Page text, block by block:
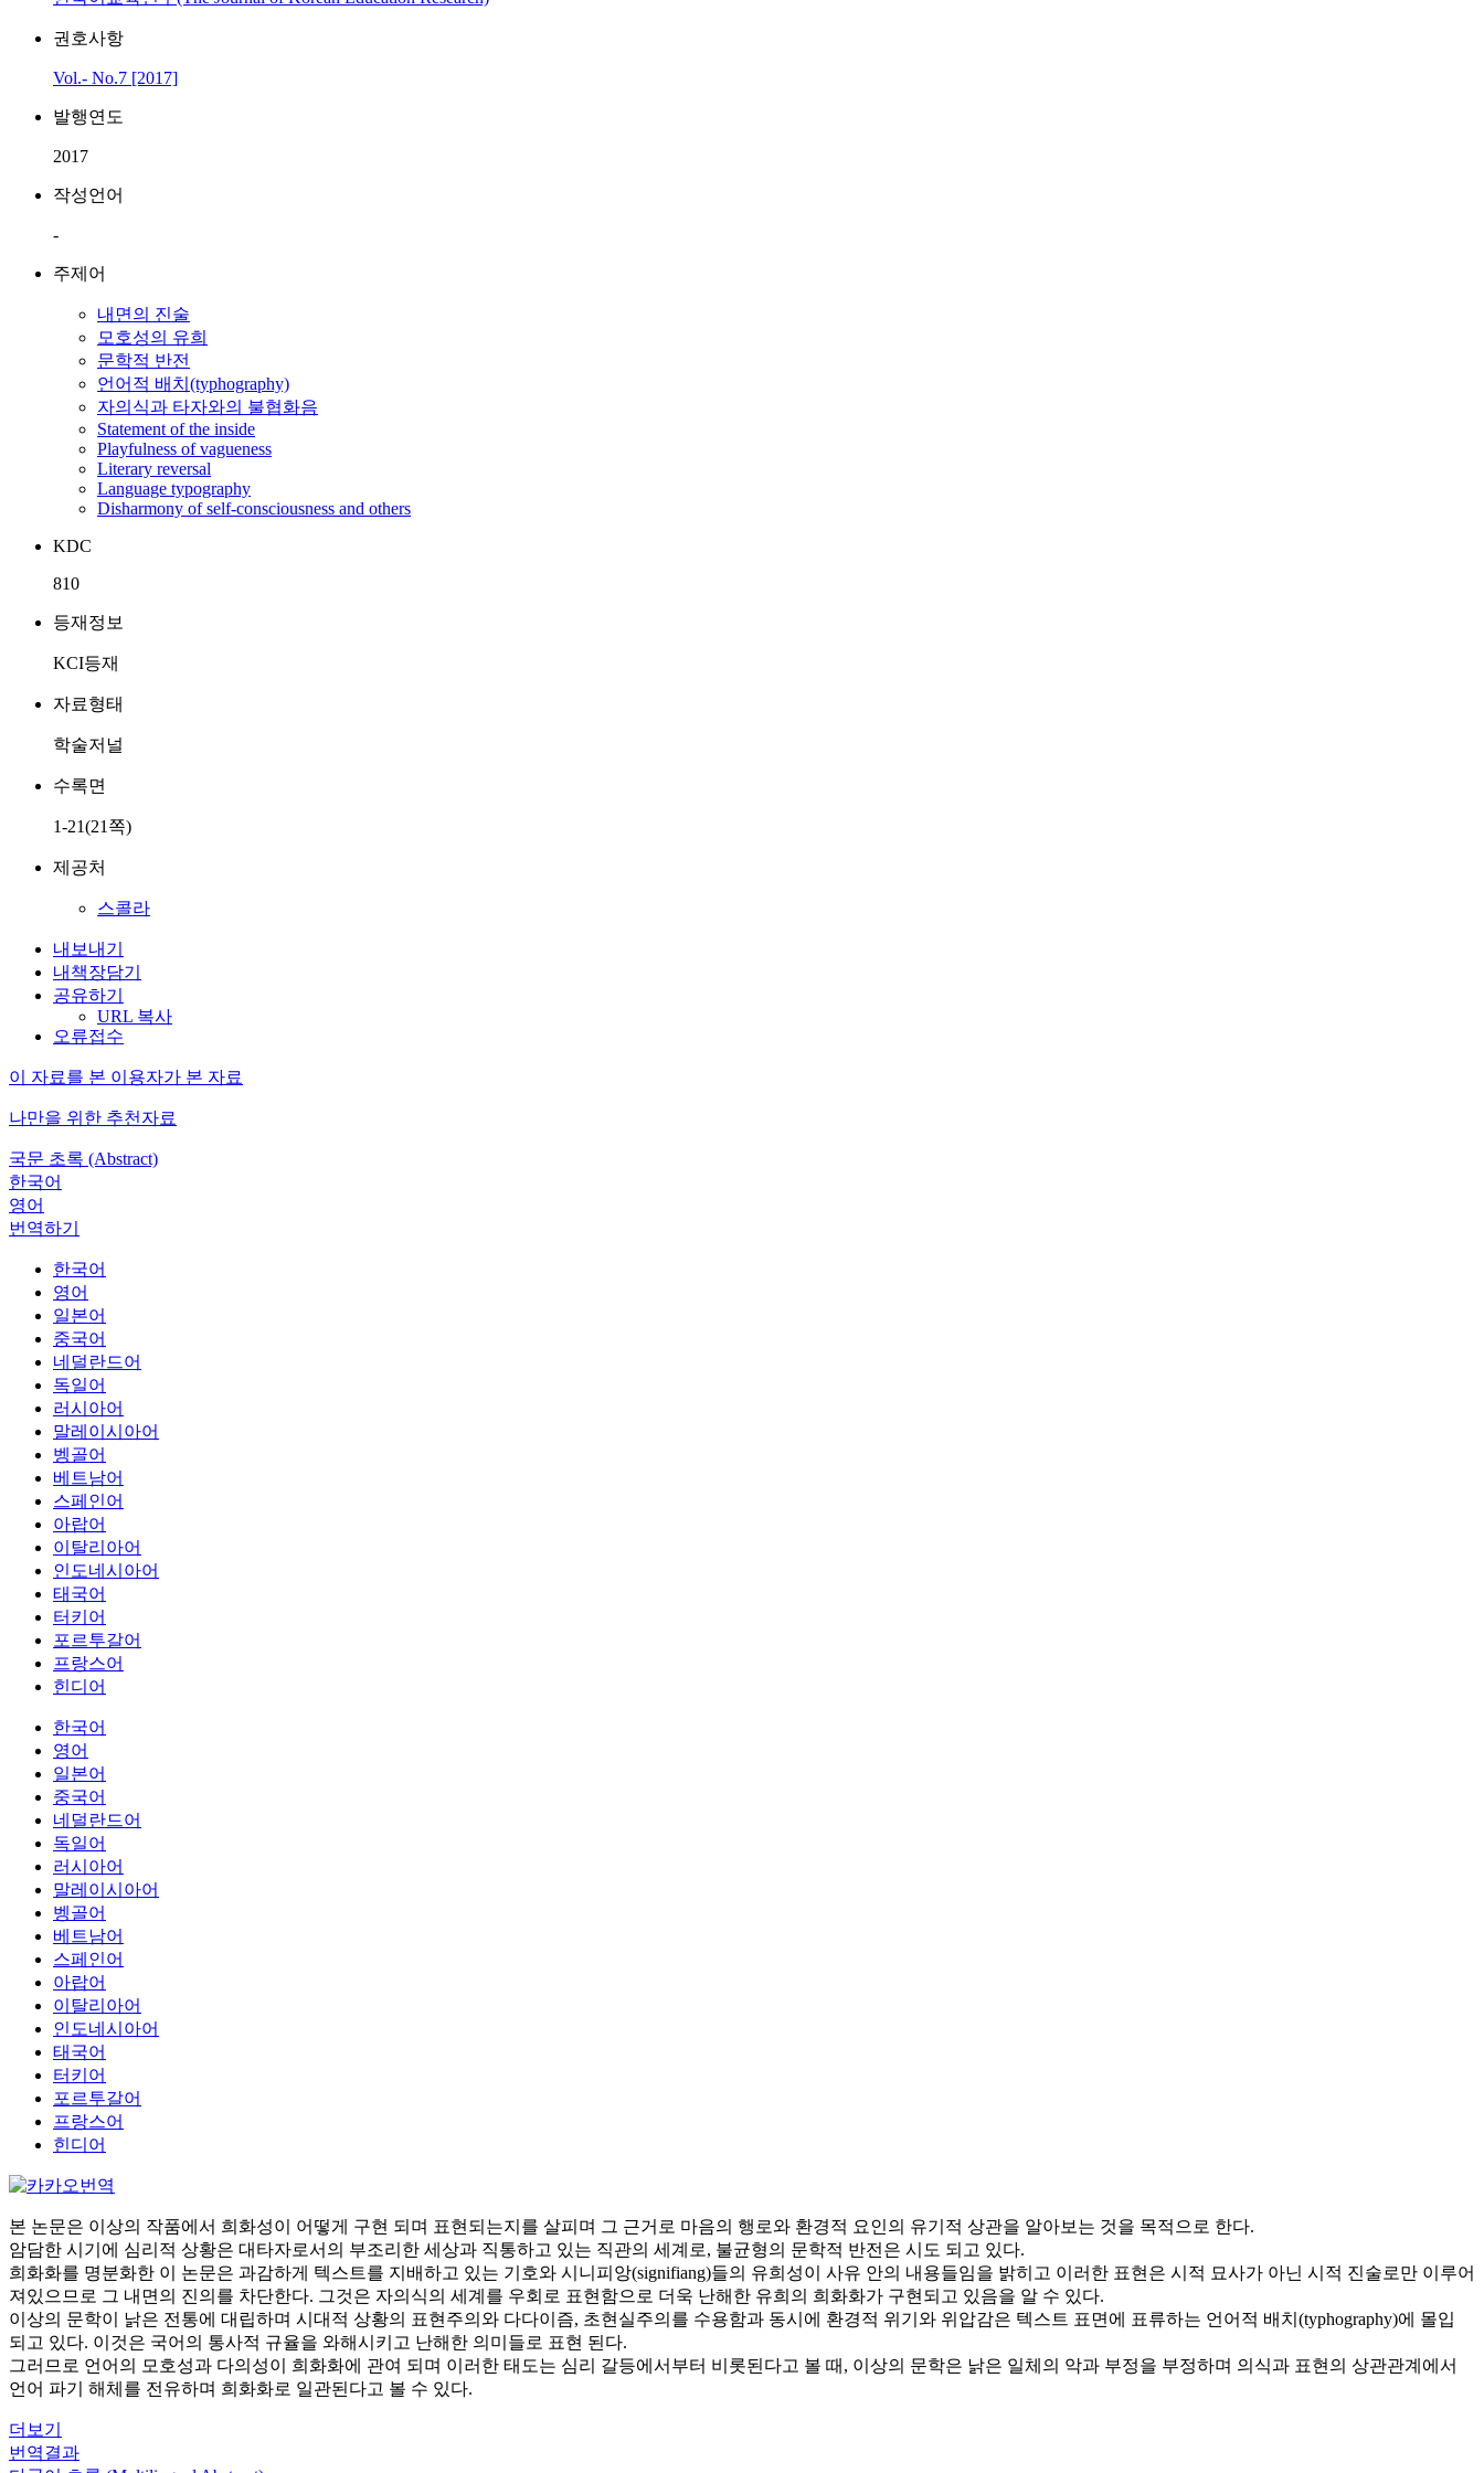
권호사항
Vol.- No.7 [2017]
발행연도
2017
작성언어
-
주제어
내면의 진술
모호성의 유희
문학적 반전
언어적 배치(typhography)
자의식과 타자와의 불협화음
Statement of the inside
Playfulness of vagueness
Literary reversal
Language typography
Disharmony of self-consciousness and others
KDC
810
등재정보
KCI등재
자료형태
학술저널
수록면
1-21(21쪽)
제공처
스콜라
내보내기
내책장담기
공유하기
URL 복사
오류접수
이 자료를 본 이용자가 본 자료
나만을 위한 추천자료
국문 초록 (Abstract)
한국어
영어
번역하기
한국어
영어
일본어
중국어
네덜란드어
독일어
러시아어
말레이시아어
벵골어
베트남어
스페인어
아랍어
이탈리아어
인도네시아어
태국어
터키어
포르투갈어
프랑스어
힌디어
한국어
영어
일본어
중국어
네덜란드어
독일어
러시아어
말레이시아어
벵골어
베트남어
스페인어
아랍어
이탈리아어
인도네시아어
태국어
터키어
포르투갈어
프랑스어
힌디어
본 논문은 이상의 작품에서 희화성이 어떻게 구현 되며 표현되는지를 살피며 그 근거로 마음의 행로와 환경적 요인의 유기적 상관을 알아보는 것을 목적으로 한다.
암담한 시기에 심리적 상황은 대타자로서의 부조리한 세상과 직통하고 있는 직관의 세계로, 불균형의 문학적 반전은 시도 되고 있다.
희화화를 명분화한 이 논문은 과감하게 텍스트를 지배하고 있는 기호와 시니피앙(signifiang)들의 유희성이 사유 안의 내용들임을 밝히고 이러한 표현은 시적 묘사가 아닌 시적 진술로만 이루어
져있으므로 그 내면의 진의를 차단한다. 그것은 자의식의 세계를 우회로 표현함으로 더욱 난해한 유희의 희화화가 구현되고 있음을 알 수 있다.
이상의 문학이 낡은 전통에 대립하며 시대적 상황의 표현주의와 다다이즘, 초현실주의를 수용함과 동시에 환경적 위기와 위압감은 텍스트 표면에 표류하는 언어적 배치(typhography)에 몰입
되고 있다. 이것은 국어의 통사적 규율을 와해시키고 난해한 의미들로 표현 된다.
그러므로 언어의 모호성과 다의성이 희화화에 관여 되며 이러한 태도는 심리 갈등에서부터 비롯된다고 볼 때, 이상의 문학은 낡은 일체의 악과 부정을 부정하며 의식과 표현의 상관관계에서
언어 파기 해체를 전유하며 희화화로 일관된다고 볼 수 있다.
더보기
번역결과